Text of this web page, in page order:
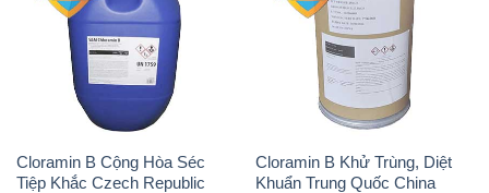
Cloramin B Cộng Hòa Séc
Tiệp Khắc Czech Republic
Cloramin B Khử Trùng, Diệt
Khuẩn Trung Quốc China